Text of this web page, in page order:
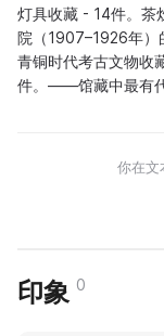
灯具收藏 - 14件。
院（1907–1926年）
青铜时代考古文物收
件。——馆藏中最有代
你在文
印象 0